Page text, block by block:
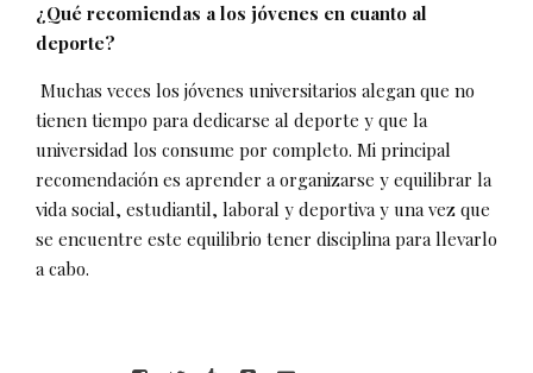
¿Qué recomiendas a los jóvenes en cuanto al
deporte?
Muchas veces los jóvenes universitarios alegan que no
tienen tiempo para dedicarse al deporte y que la
universidad los consume por completo. Mi principal
recomendación es aprender a organizarse y equilibrar la
vida social, estudiantil, laboral y deportiva y una vez que
se encuentre este equilibrio tener disciplina para llevarlo
a cabo.